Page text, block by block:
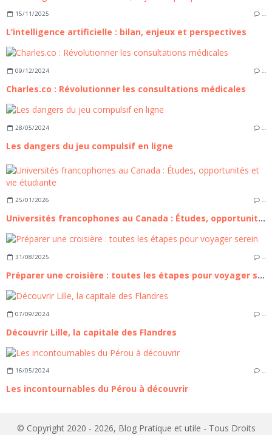
15/11/2025 …
L’intelligence artificielle : bilan, enjeux et perspectives
09/12/2024 …
Charles.co : Révolutionner les consultations médicales
28/05/2024 …
Les dangers du jeu compulsif en ligne
25/01/2026 …
Universités francophones au Canada : Études, opportunités et vie étudiante
31/08/2025 …
Préparer une croisière : toutes les étapes pour voyager serein
07/09/2024
Découvrir Lille, la capitale des Flandres
16/05/2024 …
Les incontournables du Pérou à découvrir
© Copyright 2020 - 2026, Blog Pratique et utile - Tous Droits